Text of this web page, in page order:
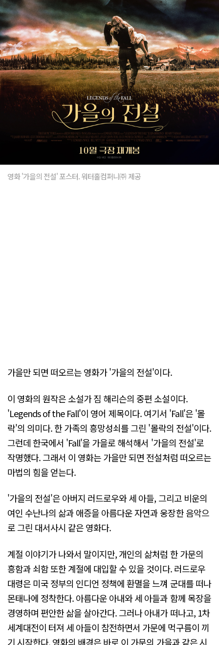
영화 '가을의 전설' 포스터. 워터홀컴퍼니㈜ 제공
가을만 되면 떠오르는 영화가 '가을의 전설'이다.
이 영화의 원작은 소설가 짐 해리슨의 중편 소설이다.
'Legends of the Fall'이 영어 제목이다. 여기서 'Fall'은 '몰
락'의 의미다. 한 가족의 흥망성쇠를 그린 '몰락의 전설'이다.
그런데 한국에서 'Fall'을 가을로 해석해서 '가을의 전설'로
작명했다. 그래서 이 영화는 가을만 되면 전설처럼 떠오르는
마법의 힘을 얻는다.
'가을의 전설'은 아버지 러드로우와 세 아들, 그리고 비운의
여인 수난나의 삶과 애증을 아름다운 자연과 웅장한 음악으
로 그린 대서사시 같은 영화다.
계절 이야기가 나와서 말이지만, 개인의 삶처럼 한 가문의
흥함과 쇠함 또한 계절에 대입할 수 있을 것이다. 러드로우
대령은 미국 정부의 인디언 정책에 환멸을 느껴 군대를 떠나
몬태나에 정착한다. 아름다운 아내와 세 아들과 함께 목장을
경영하며 편안한 삶을 살아간다. 그러나 아내가 떠나고, 1차
세계대전이 터져 세 아들이 참전하면서 가문에 먹구름이 끼
기 시작한다. 영화의 배경은 바로 이 가문의 가을과 같은 시